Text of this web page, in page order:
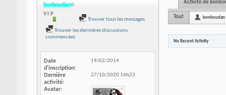
bonboudan
V.I.P
Trouver tous les messages
Trouver les dernières discussions
commencées
Date
d'inscription
19/02/2014
Dernière
activité
27/10/2020 16h23
Avatar
Activité de
Tout bonboudan
No Recent Activity